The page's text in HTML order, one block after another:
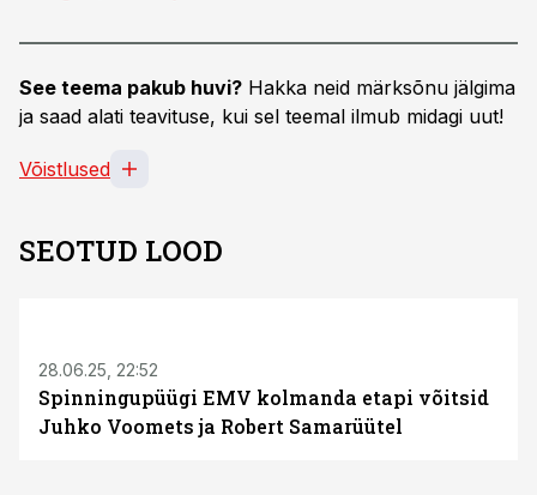
See teema pakub huvi? Hakka neid märksõnu jälgima
ja saad alati teavituse, kui sel teemal ilmub midagi uut!
Võistlused
SEOTUD LOOD
28.06.25, 22:52
Spinningupüügi EMV kolmanda etapi võitsid
Juhko Voomets ja Robert Samarüütel